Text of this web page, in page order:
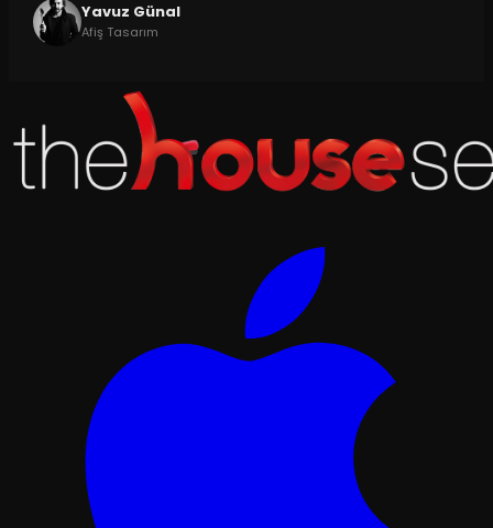
Yavuz Günal
Afiş Tasarım